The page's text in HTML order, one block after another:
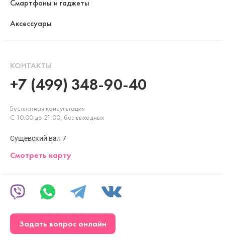
Смартфоны и гаджеты
Аксессуары
КОНТАКТЫ
+7 (499) 348-90-40
Бесплатная консультация
С 10:00 до 21:00, без выходных
Сущевский вал 7
Смотреть карту
Задать вопрос онлайн